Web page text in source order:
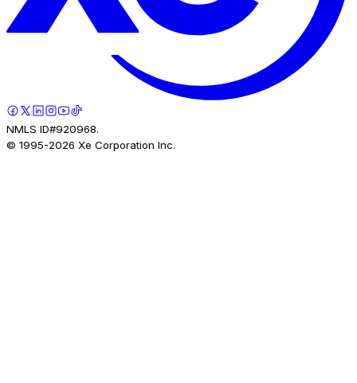
NMLS ID#920968.
© 1995-2026 Xe Corporation Inc.